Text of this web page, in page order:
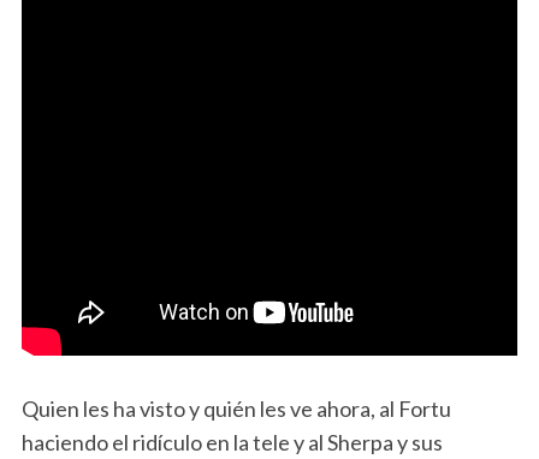
Quien les ha visto y quién les ve ahora, al Fortu
haciendo el ridículo en la tele y al Sherpa y sus